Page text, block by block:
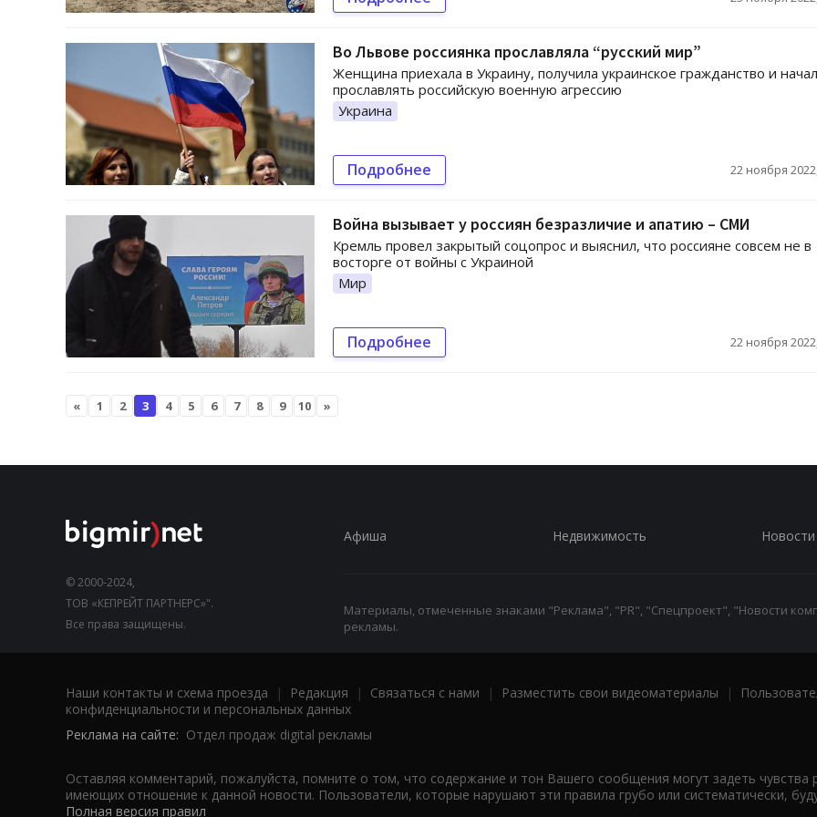
Во Львове россиянка прославляла “русский мир”
Женщина приехала в Украину, получила украинское гражданство и
прославлять российскую военную агрессию
Украина
Подробнее 22 ноября
Война вызывает у россиян безразличие и апатию – СМИ
Кремль провел закрытый соцопрос и выяснил, что россияне совсем не в
восторге от войны с Украиной
Мир
Подробнее 22 ноября
« 1 2 3 4 5 6 7 8 9 10 »
© 2000-2024,
ТОВ «КЕПРЕЙТ ПАРТНЕРС»".
Все права защищены.
Афиша Недвижимость Новости
Материалы, отмеченные знаками "Реклама", "PR", "Спецпроект", "Новости
рекламы.
Наши контакты и схема проезда | Редакция | Связаться с нами | Разместить свои видеоматериалы |
конфиденциальности и персональных данных
Реклама на сайте: Отдел продаж digital рекламы
Оставляя комментарий, пожалуйста, помните о том, что содержание и тон Вашего сообщения могут задеть чувства
имеющих отношение к данной новости. Пользователи, которые нарушают эти правила грубо или систематически,
Полная версия правил